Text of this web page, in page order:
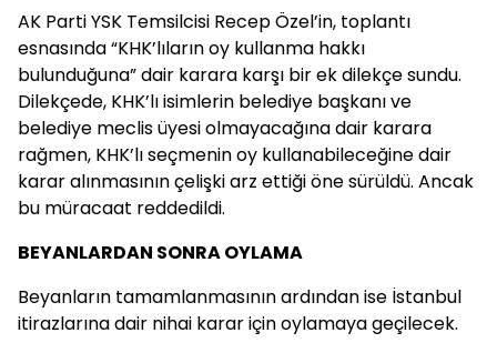
AK Parti YSK Temsilcisi Recep Özel’in, toplantı
esnasında “KHK’lıların oy kullanma hakkı
bulunduğuna” dair karara karşı bir ek dilekçe sundu.
Dilekçede, KHK’lı isimlerin belediye başkanı ve
belediye meclis üyesi olmayacağına dair karara
rağmen, KHK’lı seçmenin oy kullanabileceğine dair
karar alınmasının çelişki arz ettiği öne sürüldü. Ancak
bu müracaat reddedildi.
BEYANLARDAN SONRA OYLAMA
Beyanların tamamlanmasının ardından ise İstanbul
itirazlarına dair nihai karar için oylamaya geçilecek.